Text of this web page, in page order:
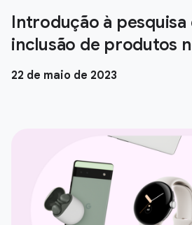
Introdução à pesquisa
inclusão de produtos
22 de maio de 2023